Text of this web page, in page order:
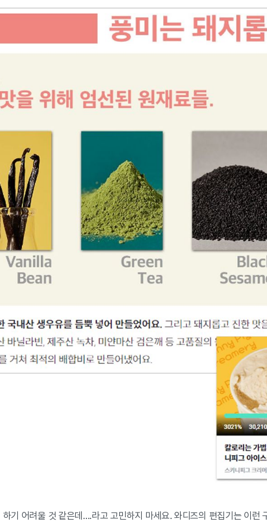
기 어려울 것 같은데....라고 고민하지 마세요. 와디즈의 편집기는 이런